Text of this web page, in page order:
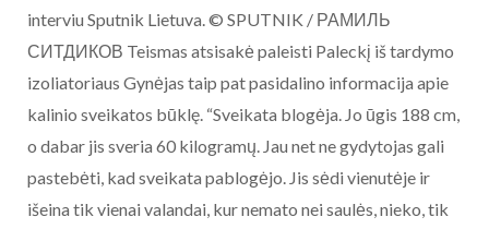
interviu Sputnik Lietuva. © SPUTNIK / РАМИЛЬ
СИТДИКОВ Teismas atsisakė paleisti Paleckį iš tardymo
izoliatoriaus Gynėjas taip pat pasidalino informacija apie
kalinio sveikatos būklę. “Sveikata blogėja. Jo ūgis 188 cm,
o dabar jis sveria 60 kilogramų. Jau net ne gydytojas gali
pastebėti, kad sveikata pablogėjo. Jis sėdi vienutėje ir
išeina tik vienai valandai, kur nemato nei saulės, nieko, tik